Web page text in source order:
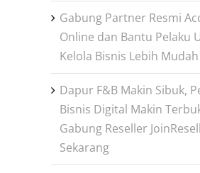
Gabung Partner Resmi
Online dan Bantu Pelaku
Kelola Bisnis Lebih Mudah
Dapur F&B Makin Sibuk,
Bisnis Digital Makin
Gabung Reseller
Sekarang